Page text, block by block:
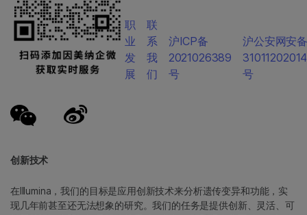
创新技术
在Illumina，我们的目标是应用创新技术来分析遗传变异和功能，实
现几年前甚至还无法想象的研究。我们的任务是提供创新、灵活、可
职
业
发
展
联
系
我
们
沪ICP备
2021026389
号
沪公安网安
号